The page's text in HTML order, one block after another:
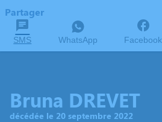
Partager
SMS WhatsApp Facebook
Bruna DREVET
décédée le 20 septembre 2022